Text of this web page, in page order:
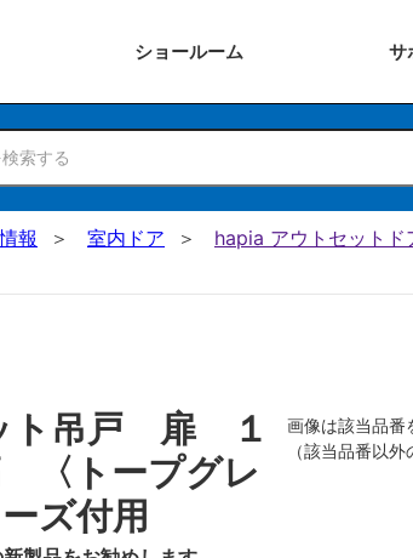
ショールーム サ
報 室内ドア
hapia アウトセットド
ト吊戸 扉 １
〈トープグレ
ズ付用
画像は該当品番
（該当品番以